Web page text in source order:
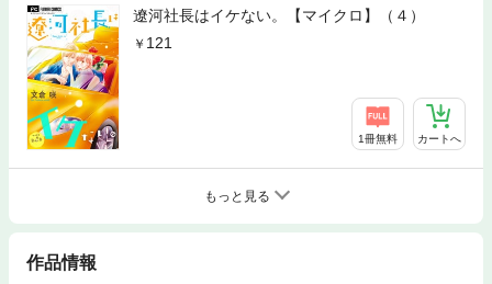
遼河社長はイケない。【マイクロ】（４）
121
1冊無料 カートへ
もっと見る
作品情報